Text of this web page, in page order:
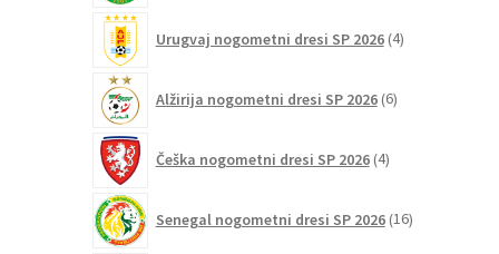
Urugvaj nogometni dresi SP 2026 4izdelki
Alžirija nogometni dresi SP 2026 6izdelkov
Češka nogometni dresi SP 2026 4izdelki
Senegal nogometni dresi SP 2026 16izdelkov